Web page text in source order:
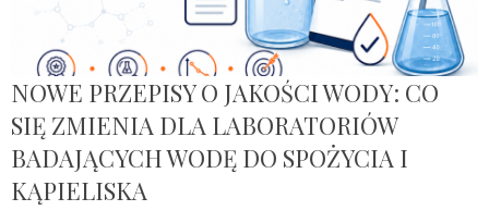
NOWE PRZEPISY O JAKOŚCI WODY: CO
SIĘ ZMIENIA DLA LABORATORIÓW
BADAJĄCYCH WODĘ DO SPOŻYCIA I
KĄPIELISKA